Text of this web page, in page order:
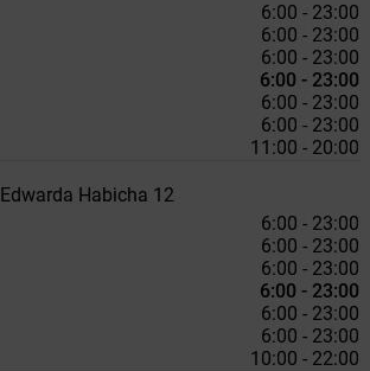
6:00 - 23:00
6:00 - 23:00
6:00 - 23:00
6:00 - 23:00
6:00 - 23:00
6:00 - 23:00
11:00 - 20:00
Edwarda Habicha 12
6:00 - 23:00
6:00 - 23:00
6:00 - 23:00
6:00 - 23:00
6:00 - 23:00
6:00 - 23:00
10:00 - 22:00